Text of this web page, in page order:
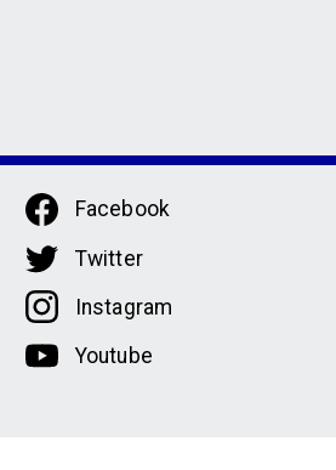
Facebook
Twitter
Instagram
Youtube